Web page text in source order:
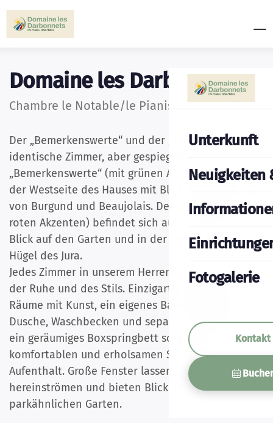
Unterkunft
Neuigkeiten
Fotogalerie
Kontakt
Domaine les Darbonnets
Chambre le Notable/le Pianiste
Der „Bemerkenswerte“ und der „Pianist“ sind
identische Zimmer, aber gespiegelt. Der
„Bemerkenswerte“ (mit grünen Akzenten) liegt auf
der Westseite des Hauses mit Blick über die Berge
von Burgund und Beaujolais. Der „Pianist“ (mit
roten Akzenten) befindet sich auf der Ostseite mit
Blick auf den Garten und in der Ferne auf die
Hügel des Jura.
Jedes Zimmer in unserem Herrenhaus ist eine Oase
der Ruhe und des Stils. Einzigartig eingerichtete
Räume mit Kunst, ein eigenes Badezimmer (mit
Dusche, Waschbecken und separater Toilette) und
ein geräumiges Boxspringbett sorgen für einen
komfortablen und erholsamen Schlaf und
Aufenthalt. Große Fenster lassen das Tageslicht
hereinströmen und bieten Blick auf den
parkähnlichen Garten.